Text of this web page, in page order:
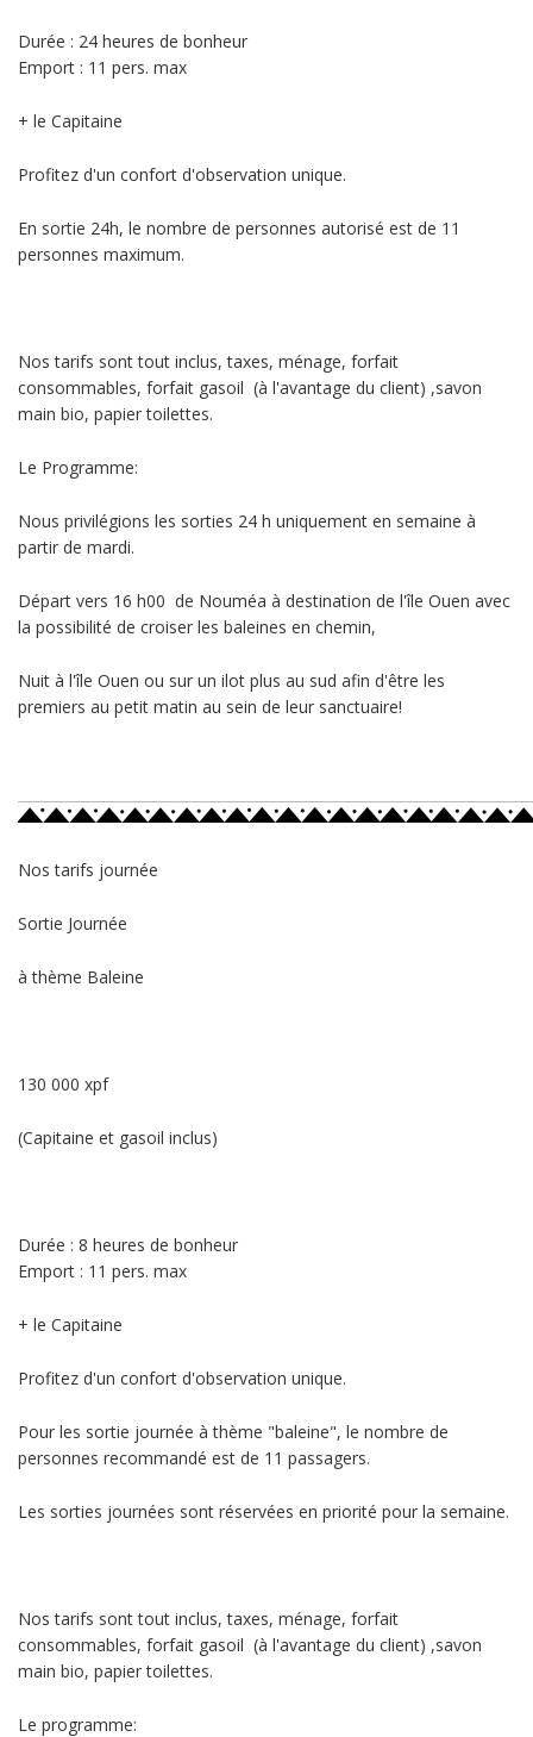
Durée : 24 heures de bonheur
Emport : 11 pers. max
+ le Capitaine
Profitez d'un confort d'observation unique.
En sortie 24h, le nombre de personnes autorisé est de 11
personnes maximum.
Nos tarifs sont tout inclus, taxes, ménage, forfait
consommables, forfait gasoil (à l'avantage du client) ,savon
main bio, papier toilettes.
Le Programme:
Nous privilégions les sorties 24 h uniquement en semaine à
partir de mardi.
Départ vers 16 h00 de Nouméa à destination de l'île Ouen avec
la possibilité de croiser les baleines en chemin,
Nuit à l'île Ouen ou sur un ilot plus au sud afin d'être les
premiers au petit matin au sein de leur sanctuaire!
Nos tarifs journée
Sortie Journée
à thème Baleine
130 000 xpf
(Capitaine et gasoil inclus)
Durée : 8 heures de bonheur
Emport : 11 pers. max
+ le Capitaine
Profitez d'un confort d'observation unique.
Pour les sortie journée à thème "baleine", le nombre de
personnes recommandé est de 11 passagers.
Les sorties journées sont réservées en priorité pour la semaine.
Nos tarifs sont tout inclus, taxes, ménage, forfait
consommables, forfait gasoil (à l'avantage du client) ,savon
main bio, papier toilettes.
Le programme: